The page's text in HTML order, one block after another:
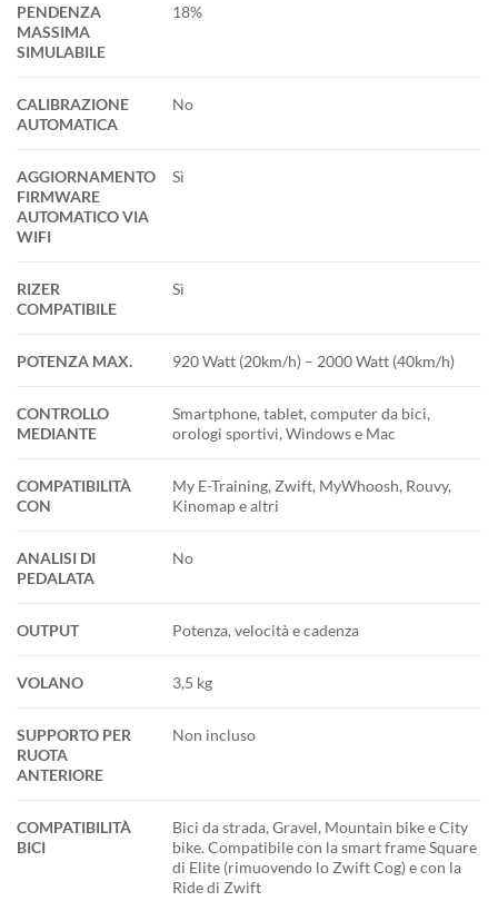
PENDENZA
MASSIMA
SIMULABILE
18%
CALIBRAZIONE
AUTOMATICA
No
AGGIORNAMENTO
FIRMWARE
AUTOMATICO VIA
WIFI
Sì
RIZER
COMPATIBILE
Sì
POTENZA MAX. 920 Watt (20km/h) – 2000 Watt (40km/h)
CONTROLLO
MEDIANTE
Smartphone, tablet, computer da bici,
orologi sportivi, Windows e Mac
COMPATIBILITÀ
CON
My E-Training, Zwift, MyWhoosh, Rouvy,
Kinomap e altri
ANALISI DI
PEDALATA
No
OUTPUT Potenza, velocità e cadenza
VOLANO 3,5 kg
SUPPORTO PER
RUOTA
ANTERIORE
Non incluso
COMPATIBILITÀ
BICI
Bici da strada, Gravel, Mountain bike e City
bike. Compatibile con la smart frame Square
di Elite (rimuovendo lo Zwift Cog) e con la
Ride di Zwift